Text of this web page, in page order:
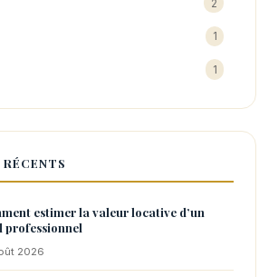
2
1
1
estimer la valeur locative d’un
professionnel
2026